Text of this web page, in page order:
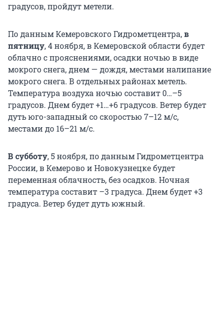
градусов, пройдут метели.
По данным Кемеровского Гидрометцентра,в
пятницу, 4 ноября, в Кемеровской области будет
облачно с прояснениями, осадки ночью в виде
мокрого снега, днем — дождя, местами налипание
мокрого снега. В отдельных районах метель.
Температура воздуха ночью составит 0…–5
градусов. Днем будет +1…+6 градусов. Ветер будет
дуть юго-западный со скоростью 7–12 м/с,
местами до 16–21 м/с.
В субботу, 5 ноября, по данным Гидрометцентра
России, в Кемерово и Новокузнецке будет
переменная облачность, без осадков. Ночная
температура составит –3 градуса. Днем будет +3
градуса. Ветер будет дуть южный.